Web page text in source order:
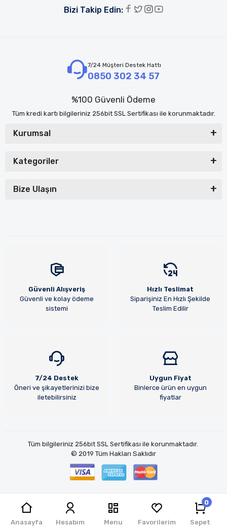
Bizi Takip Edin:
7/24 Müşteri Destek Hattı
0850 302 34 57
%100 Güvenli Ödeme
Tüm kredi kartı bilgileriniz 256bit SSL Sertifikası ile korunmaktadır.
Kurumsal
Kategoriler
Bize Ulaşın
Güvenli Alışveriş
Güvenli ve kolay ödeme
sistemi
Hızlı Teslimat
Siparişiniz En Hızlı Şekilde
Teslim Edilir
7/24 Destek
Öneri ve şikayetlerinizi bize
iletebilirsiniz
Uygun Fiyat
Binlerce ürün en uygun
fiyatlar
Tüm bilgileriniz 256bit SSL Sertifikası ile korunmaktadır.
© 2019 Tüm Hakları Saklıdır
Anasayfa Hesabım Menu Favorilerim
0
Sepet
Jet Teknoloji| E-ticaret Paketleri ile hazırlanmıştır.